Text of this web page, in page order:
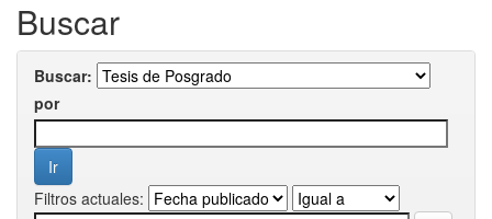
Buscar
Buscar:
por
Filtros actuales: